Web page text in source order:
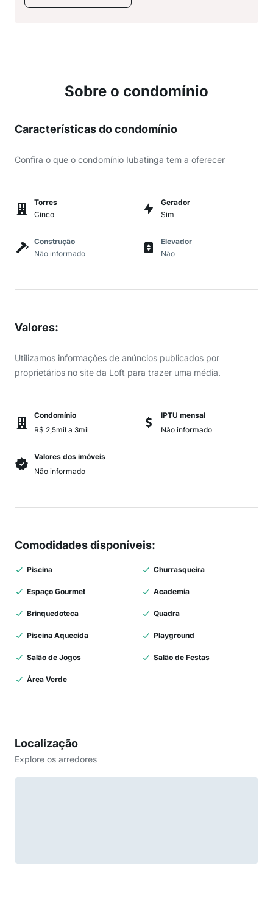
Sobre o condomínio
Características do condomínio
Confira o que o condomínio Iubatinga tem a oferecer
Torres
Cinco
Gerador
Sim
Construção
Não informado
Elevador
Não
Valores:
Utilizamos informações de anúncios publicados por
proprietários no site da Loft para trazer uma média.
Condomínio
R$ 2,5mil a 3mil
IPTU mensal
Não informado
Valores dos imóveis
Não informado
Comodidades disponíveis:
Piscina Churrasqueira
Espaço Gourmet Academia
Brinquedoteca Quadra
Piscina Aquecida Playground
Salão de Jogos Salão de Festas
Área Verde
Localização
Explore os arredores